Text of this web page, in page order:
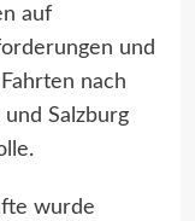
auf
und
nach
Salzburg
wurde